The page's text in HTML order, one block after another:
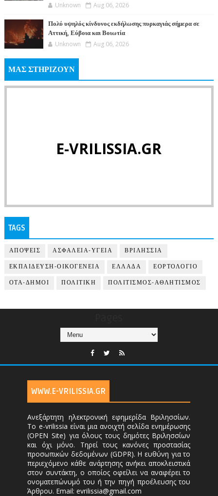
Unknown Aug 06, 2026
Πολύ υψηλός κίνδυνος εκδήλωσης πυρκαγιάς σήμερα σε
Αττική, Εύβοια και Βοιωτία
Unknown Aug 06, 2026
ΜΑΣ ΣΤΗΡΙΖΟΥΝ
E-VRILISSIA.GR
TAGS
ΑΠΟΨΕΙΣ ΑΣΦΑΛΕΙΑ-ΥΓΕΙΑ ΒΡΙΛΗΣΣΙΑ
ΕΚΠΑΙΔΕΥΣΗ-ΟΙΚΟΓΕΝΕΙΑ ΕΛΛΑΔΑ ΕΟΡΤΟΛΟΓΙΟ
ΟΤΑ-ΔΗΜΟΙ ΠΟΛΙΤΙΚΗ ΠΟΛΙΤΙΣΜΟΣ-ΑΘΛΗΤΙΣΜΟΣ
WWW.E-VRILISSIA.GR
Ανεξάρτητη ηλεκτρονική εφημερίδα Βριλησσίων.
Το e-vrilissia είναι μια ανοιχτή σελίδα ενημέρωσης
(OPEN Site) για όλους τους δημότες Βριλησσίων
και όχι μόνο. Τηρεί τους κανόνες προστασίας
προσωπικών δεδομένων (GDPR). Η ευθύνη για το
περιεχόμενο κάθε ανάρτησης ανήκει αποκλειστικά
στον συντάκτη, ο οποίος οφείλει να αναφέρει το
ονοματεπώνυμό του ή την πηγή προέλευσης του
Άρθρου. Email: evrilissia@gmail.com